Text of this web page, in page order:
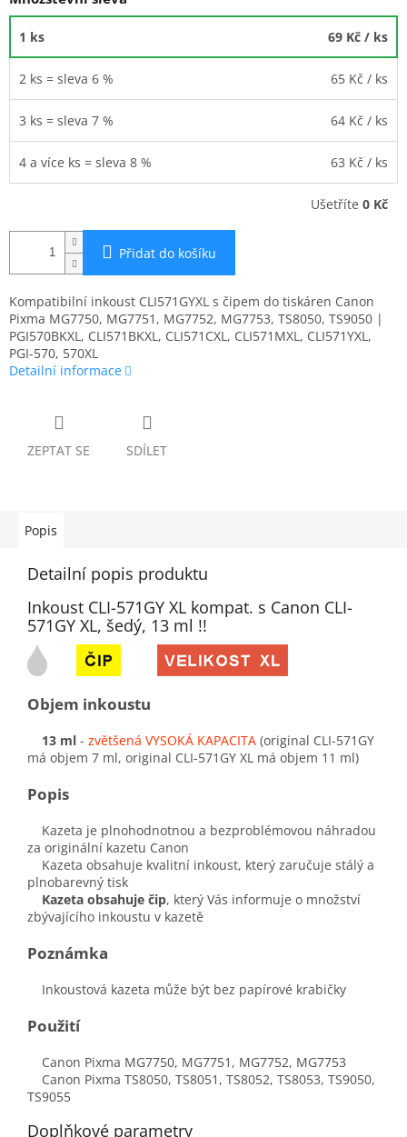
1 ks 69 Kč / ks
2 ks = sleva 6 % 65 Kč / ks
3 ks = sleva 7 % 64 Kč / ks
4 a více ks = sleva 8 % 63 Kč / ks
Ušetříte 0 Kč
Přidat do košíku
Kompatibilní inkoust CLI571GYXL s čipem do tiskáren Canon
Pixma MG7750, MG7751, MG7752, MG7753, TS8050, TS9050 |
PGI570BKXL, CLI571BKXL, CLI571CXL, CLI571MXL, CLI571YXL,
PGI-570, 570XL
Detailní informace
ZEPTAT SE SDÍLET
Popis
Detailní popis produktu
Inkoust CLI-571GY XL kompat. s Canon CLI-
571GY XL, šedý, 13 ml !!
Objem inkoustu
13 ml - zvětšená VYSOKÁ KAPACITA (original CLI-571GY
má objem 7 ml, original CLI-571GY XL má objem 11 ml)
Popis
Kazeta je plnohodnotnou a bezproblémovou náhradou
za originální kazetu Canon
Kazeta obsahuje kvalitní inkoust, který zaručuje stálý a
plnobarevný tisk
Kazeta obsahuje čip, který Vás informuje o množství
zbývajícího inkoustu v kazetě
Poznámka
Inkoustová kazeta může být bez papírové krabičky
Použití
Canon Pixma MG7750, MG7751, MG7752, MG7753
Canon Pixma TS8050, TS8051, TS8052, TS8053, TS9050,
TS9055
Doplňkové parametry